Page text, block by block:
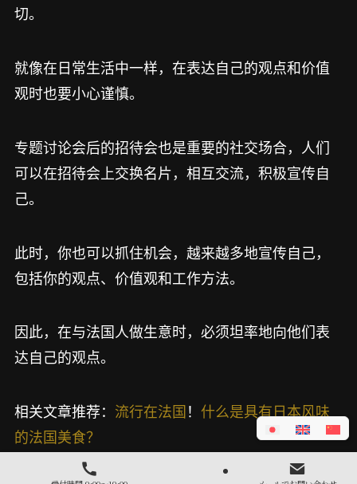
切。
就像在日常生活中一样，在表达自己的观点和价值
观时也要小心谨慎。
专题讨论会后的招待会也是重要的社交场合，人们
可以在招待会上交换名片，相互交流，积极宣传自
己。
此时，你也可以抓住机会，越来越多地宣传自己，
包括你的观点、价值观和工作方法。
因此，在与法国人做生意时，必须坦率地向他们表
达自己的观点。
相关文章推荐： 流行在法国！ 什么是具有日本风味
的法国美食？